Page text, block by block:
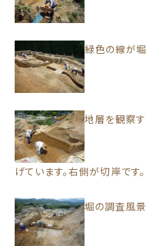
緑色の線が堀
地層を観察
げています。右側が切岸です。
堀の調査風